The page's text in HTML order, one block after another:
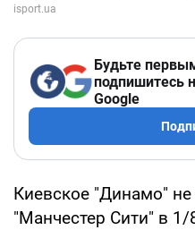
Будьте
подпишитесь
Google
Киевское "Динамо"
"Манчестер Сити" в